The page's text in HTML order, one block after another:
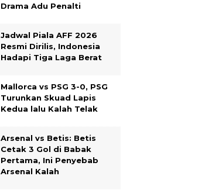
Drama Adu Penalti
Jadwal Piala AFF 2026
Resmi Dirilis, Indonesia
Hadapi Tiga Laga Berat
Mallorca vs PSG 3-0, PSG
Turunkan Skuad Lapis
Kedua lalu Kalah Telak
Arsenal vs Betis: Betis
Cetak 3 Gol di Babak
Pertama, Ini Penyebab
Arsenal Kalah